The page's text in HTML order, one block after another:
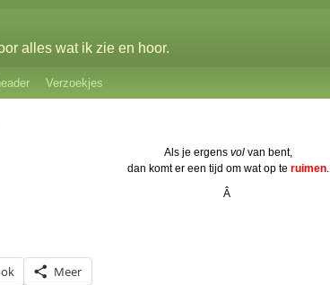
alles wat ik zie en hoor.
Verzoekjes
Als je ergensvol van bent,
dan komt er een tijd om wat op teruimen.
Â
Meer